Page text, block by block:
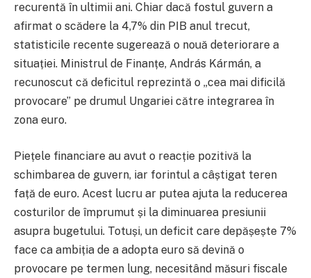
recurentă în ultimii ani. Chiar dacă fostul guvern a
afirmat o scădere la 4,7% din PIB anul trecut,
statisticile recente sugerează o nouă deteriorare a
situației. Ministrul de Finanțe, András Kármán, a
recunoscut că deficitul reprezintă o „cea mai dificilă
provocare” pe drumul Ungariei către integrarea în
zona euro.
Piețele financiare au avut o reacție pozitivă la
schimbarea de guvern, iar forintul a câștigat teren
față de euro. Acest lucru ar putea ajuta la reducerea
costurilor de împrumut și la diminuarea presiunii
asupra bugetului. Totuși, un deficit care depășește 7%
face ca ambiția de a adopta euro să devină o
provocare pe termen lung, necesitând măsuri fiscale